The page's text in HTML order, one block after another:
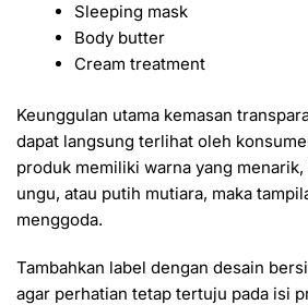
Sleeping mask
Body butter
Cream treatment
Keunggulan utama kemasan
dapat langsung terlihat oleh
produk memiliki warna yang
ungu, atau putih mutiara, maka
menggoda.
Tambahkan label dengan desain
agar perhatian tetap tertuju pada isi